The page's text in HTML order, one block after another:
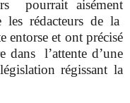
pourrait aisément
rédacteurs de la
entorse et ont précisé
dans l’attente d’une
régissant la